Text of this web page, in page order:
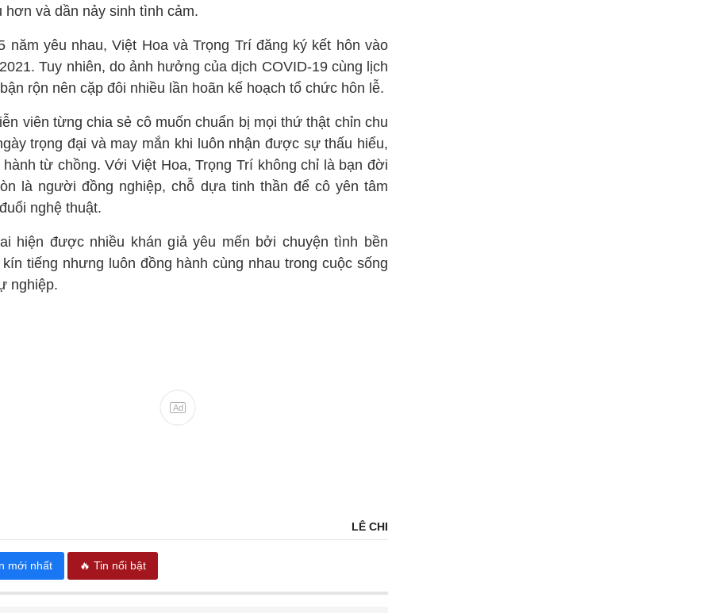
hơn và dần nảy sinh tình cảm.
năm yêu nhau, Việt Hoa và Trọng Trí đăng ký kết hôn vào
Tuy nhiên, do ảnh hưởng của dịch COVID-19 cùng lịch
rộn nên cặp đôi nhiều lần hoãn kế hoạch tổ chức hôn lễ.
viên từng chia sẻ cô muốn chuẩn bị mọi thứ thật chỉn chu
trọng đại và may mắn khi luôn nhận được sự thấu hiểu,
hành từ chồng. Với Việt Hoa, Trọng Trí không chỉ là bạn đời
là người đồng nghiệp, chỗ dựa tinh thần để cô yên tâm
nghệ thuật.
hiện được nhiều khán giả yêu mến bởi chuyện tình bền
tiếng nhưng luôn đồng hành cùng nhau trong cuộc sống
nghiệp.
LÊ CHI
mới nhất 🔥 Tin nổi bật